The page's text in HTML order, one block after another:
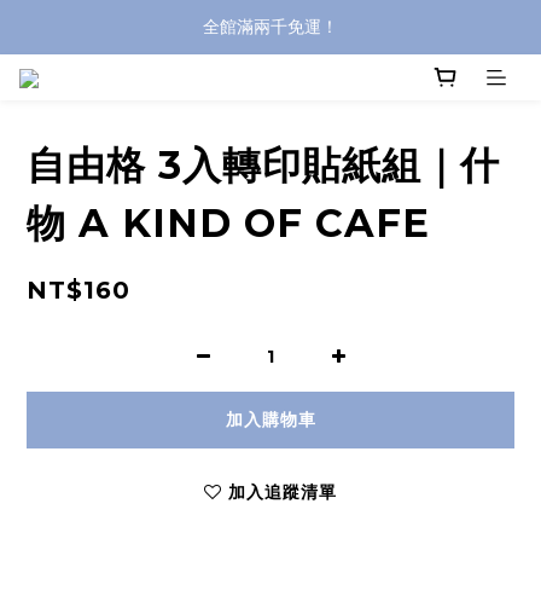
全館滿兩千免運！
全館滿兩千免運！
自由格 3入轉印貼紙組｜什
物 A KIND OF CAFE
NT$160
加入購物車
加入追蹤清單